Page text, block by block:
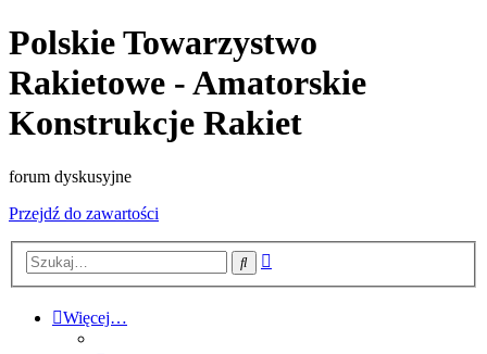
Polskie Towarzystwo
Rakietowe - Amatorskie
Konstrukcje Rakiet
forum dyskusyjne
Przejdź do zawartości
Szukaj
Więcej…